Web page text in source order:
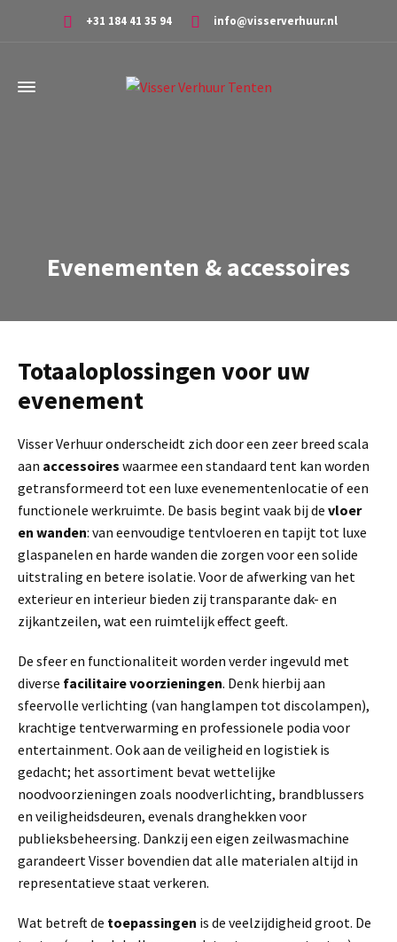
+31 184 41 35 94 info@visserverhuur.nl
Evenementen & accessoires
Totaaloplossingen voor uw
evenement
Visser Verhuur onderscheidt zich door een zeer breed scala
aan accessoires waarmee een standaard tent kan worden
getransformeerd tot een luxe evenementenlocatie of een
functionele werkruimte. De basis begint vaak bij de vloer
en wanden: van eenvoudige tentvloeren en tapijt tot luxe
glaspanelen en harde wanden die zorgen voor een solide
uitstraling en betere isolatie. Voor de afwerking van het
exterieur en interieur bieden zij transparante dak- en
zijkantzeilen, wat een ruimtelijk effect geeft.
De sfeer en functionaliteit worden verder ingevuld met
diverse facilitaire voorzieningen. Denk hierbij aan
sfeervolle verlichting (van hanglampen tot discolampen),
krachtige tentverwarming en professionele podia voor
entertainment. Ook aan de veiligheid en logistiek is
gedacht; het assortiment bevat wettelijke
noodvoorzieningen zoals noodverlichting, brandblussers
en veiligheidsdeuren, evenals dranghekken voor
publieksbeheersing. Dankzij een eigen zeilwasmachine
garandeert Visser bovendien dat alle materialen altijd in
representatieve staat verkeren.
Wat betreft de toepassingen is de veelzijdigheid groot. De